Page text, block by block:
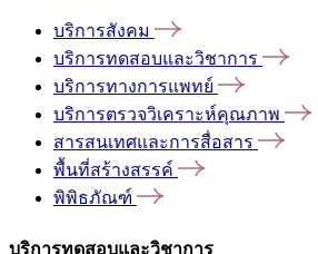
บริการสังคม
บริการทดสอบและวิชาการ
บริการทางการแพทย์
บริการตรวจวิเคราะห์คุณภาพ
สารสนเทศและการสื่อสาร
พื้นที่สร้างสรรค์
พิพิธภัณฑ์
บริการทดสอบและวิชาการ